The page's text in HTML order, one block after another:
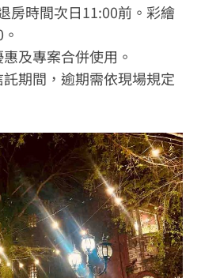
房時間次日11:00前。彩繪
及專案合併使用。
期間，逾期需依現場規定